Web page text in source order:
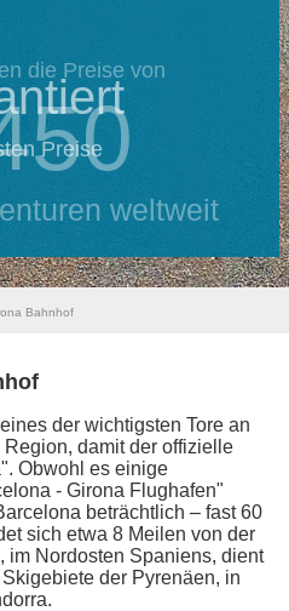
die Preise von
weltweit
Preise
Bahnhof
der wichtigsten Tore an
damit der offizielle
Obwohl es einige
- Girona Flughafen"
beträchtlich – fast 60
sich etwa 8 Meilen von der
im Nordosten Spaniens, dient
der Pyrenäen, in